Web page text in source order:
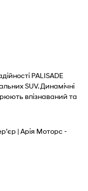
PALISADE
SUV. Динамічні
впізнаваний та